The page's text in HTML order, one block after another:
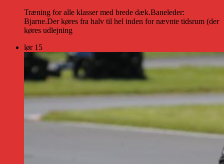
Træning for alle klasser med brede dæk.Baneleder:
Bjarne.Der køres fra halv til hel inden for nævnte tidsrum (der
køres udlejning
lør 15